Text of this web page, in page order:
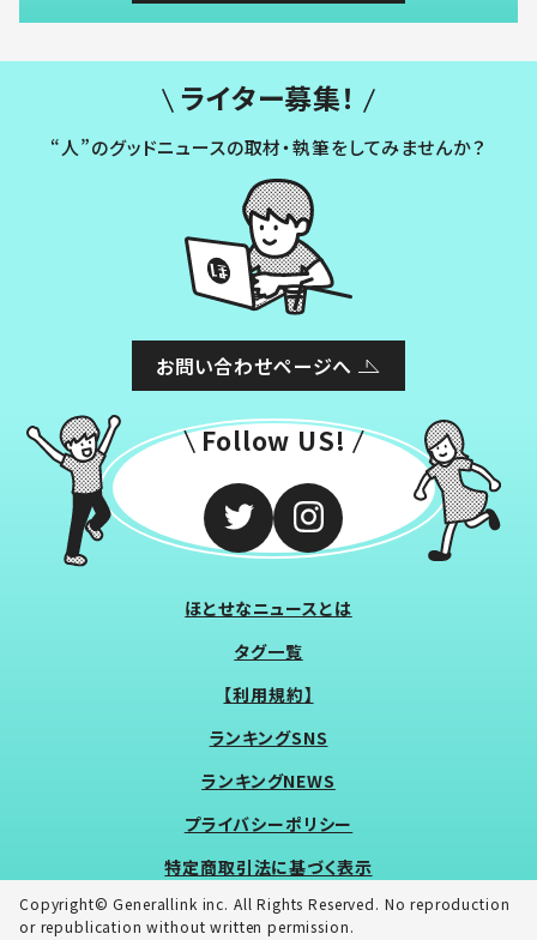
ライター募集！
“人”のグッドニュースの取材・執筆をしてみませんか？
お問い合わせページへ
Follow US!
ほとせなニュースとは
タグ一覧
【利用規約】
ランキングSNS
ランキングNEWS
プライバシーポリシー
特定商取引法に基づく表示
Copyright© Generallink inc. All Rights Reserved. No reproduction
or republication without written permission.